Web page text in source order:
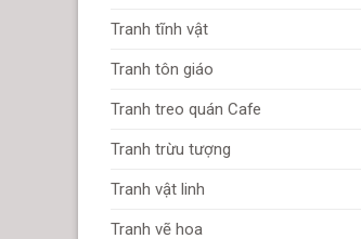
Tranh tĩnh vật
Tranh tôn giáo
Tranh treo quán Cafe
Tranh trừu tượng
Tranh vật linh
Tranh vẽ hoa